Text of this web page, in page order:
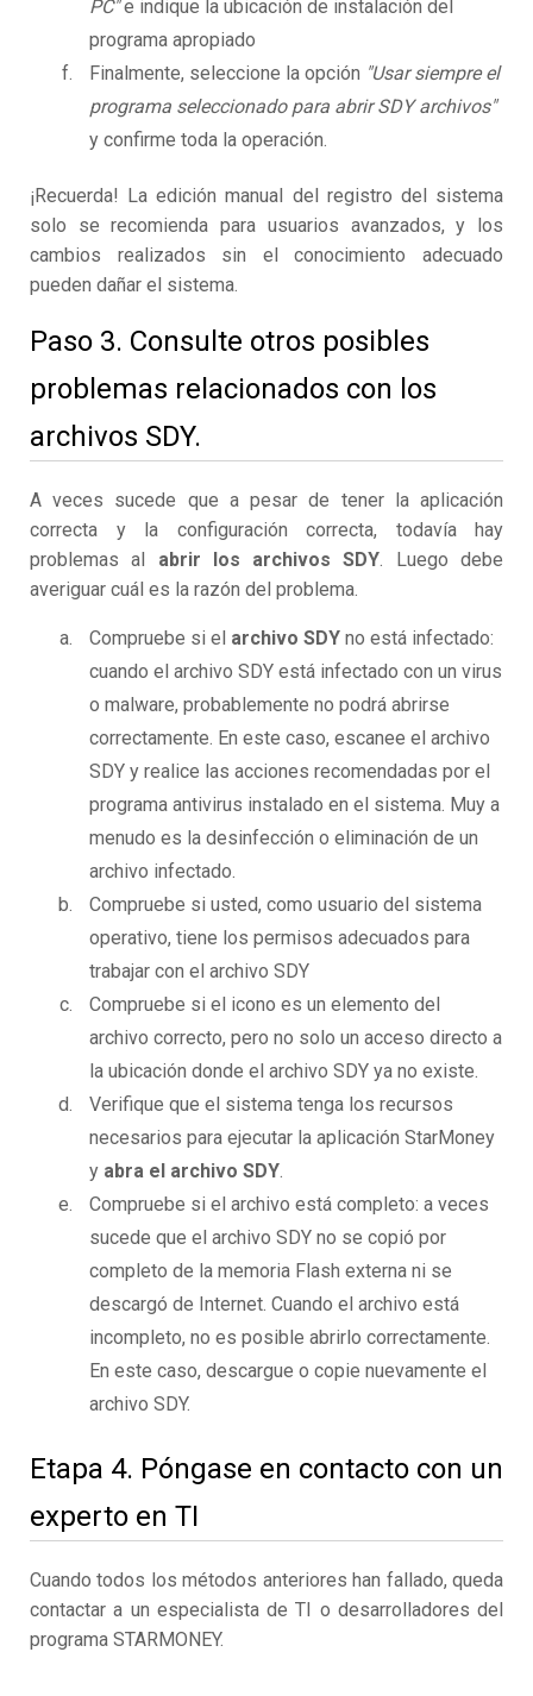
PC"e indique la ubicación de instalación del
programa apropiado
Finalmente, seleccione la opción "Usar siempre el
programa seleccionado para abrir SDY archivos"
y confirme toda la operación.
¡Recuerda! La edición manual del registro del sistema
solo se recomienda para usuarios avanzados, y los
cambios realizados sin el conocimiento adecuado
pueden dañar el sistema.
Paso 3. Consulte otros posibles
problemas relacionados con los
archivos SDY.
A veces sucede que a pesar de tener la aplicación
correcta y la configuración correcta, todavía hay
problemas al abrir los archivos SDY. Luego debe
averiguar cuál es la razón del problema.
Compruebe si el archivo SDY no está infectado:
cuando el archivo SDY está infectado con un virus
o malware, probablemente no podrá abrirse
correctamente. En este caso, escanee el archivo
SDY y realice las acciones recomendadas por el
programa antivirus instalado en el sistema. Muy a
menudo es la desinfección o eliminación de un
archivo infectado.
Compruebe si usted, como usuario del sistema
operativo, tiene los permisos adecuados para
trabajar con el archivo SDY
Compruebe si el icono es un elemento del
archivo correcto, pero no solo un acceso directo a
la ubicación donde el archivo SDY ya no existe.
Verifique que el sistema tenga los recursos
necesarios para ejecutar la aplicación StarMoney
y abra el archivo SDY.
Compruebe si el archivo está completo: a veces
sucede que el archivo SDY no se copió por
completo de la memoria Flash externa ni se
descargó de Internet. Cuando el archivo está
incompleto, no es posible abrirlo correctamente.
En este caso, descargue o copie nuevamente el
archivo SDY.
Etapa 4. Póngase en contacto con un
experto en TI
Cuando todos los métodos anteriores han fallado, queda
contactar a un especialista de TI o desarrolladores del
programa STARMONEY.